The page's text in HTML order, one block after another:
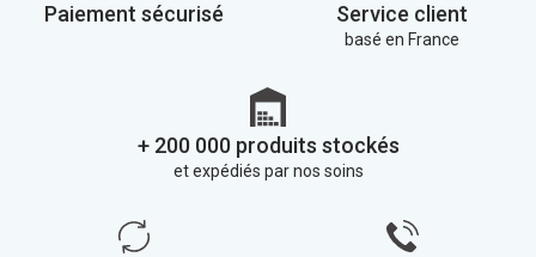
Paiement sécurisé Service client
basé en France
+ 200 000 produits stockés
et expédiés par nos soins